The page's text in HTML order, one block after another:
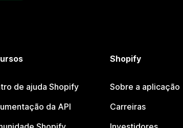
de ajuda Shopify
da API
Shopify
Sobre a aplicação
Carreiras